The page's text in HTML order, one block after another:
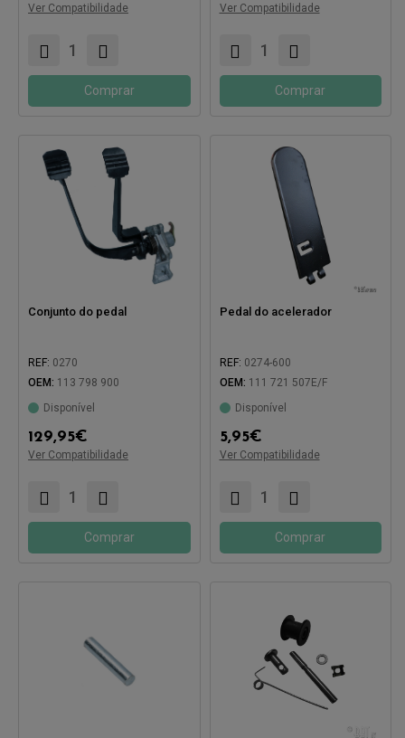
Ver Compatibilidade
Comprar
Ver Compatibilidade
Comprar
Conjunto do pedal
REF: 0270
OEM: 113 798 900
Disponível
129,95€
Ver Compatibilidade
Compatível com:
Comprar
Pedal do acelerador
REF: 0274-600
OEM: 111 721 507E/F
Disponível
5,95€
Ver Compatibilidade
Compatível com:
Comprar